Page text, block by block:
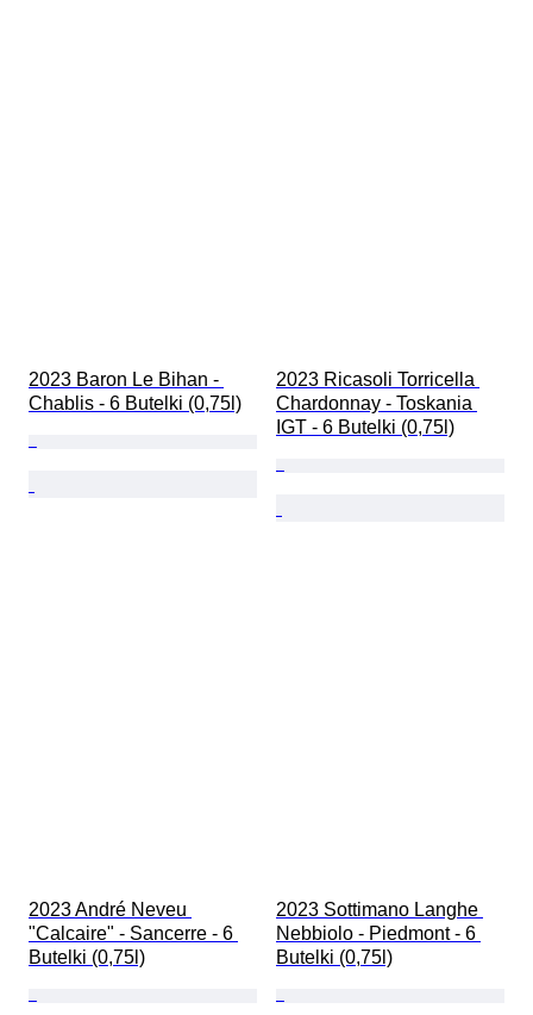
2023 Baron Le Bihan -
Chablis - 6 Butelki (0,75l)
2023 Ricasoli Torricella
Chardonnay - Toskania
IGT - 6 Butelki (0,75l)
2023 André Neveu
"Calcaire" - Sancerre - 6
Butelki (0,75l)
2023 Sottimano Langhe
Nebbiolo - Piedmont - 6
Butelki (0,75l)